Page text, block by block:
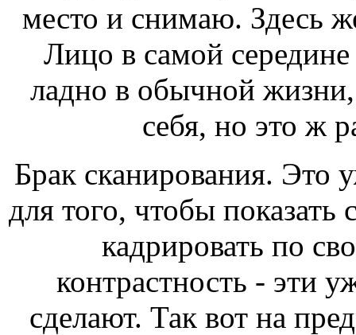
место и снимаю. Здесь
Лицо в самой
ладно в обычной
себя, но это ж
Брак сканирования. Это
для того, чтобы
кадрировать по
контрастность - эти
сделают. Так вот на